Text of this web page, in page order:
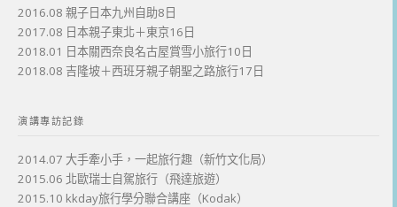
2016.08 親子日本九州自助8日
2017.08 日本親子東北＋東京16日
2018.01 日本關西奈良名古屋賞雪小旅行10日
2018.08 吉隆坡＋西班牙親子朝聖之路旅行17日
演講專訪記錄
2014.07 大手牽小手，一起旅行趣（新竹文化局）
2015.06 北歐瑞士自駕旅行（飛達旅遊）
2015.10 kkday旅行學分聯合講座（Kodak）